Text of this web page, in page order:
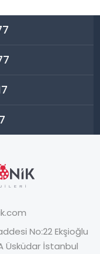
No:22 Ekşioğlu
Üsküdar İstanbul